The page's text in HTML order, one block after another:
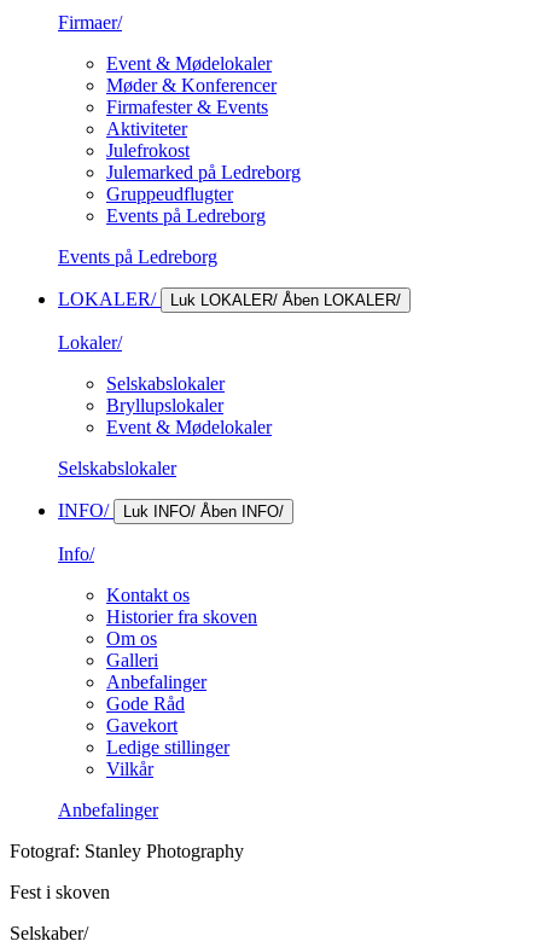
Firmaer/
Event & Mødelokaler
Møder & Konferencer
Firmafester & Events
Aktiviteter
Julefrokost
Julemarked på Ledreborg
Gruppeudflugter
Events på Ledreborg
Events på Ledreborg
LOKALER/ Luk LOKALER/ Åben LOKALER/
Lokaler/
Selskabslokaler
Bryllupslokaler
Event & Mødelokaler
Selskabslokaler
INFO/ Luk INFO/ Åben INFO/
Info/
Kontakt os
Historier fra skoven
Om os
Galleri
Anbefalinger
Gode Råd
Gavekort
Ledige stillinger
Vilkår
Anbefalinger
Fotograf: Stanley Photography
Fest i skoven
Selskaber/